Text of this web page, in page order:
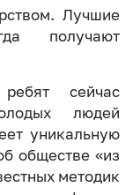
Лучшие
получают
сейчас
людей
уникальную
обществе «из
методик